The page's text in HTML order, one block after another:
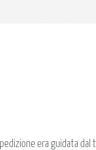
era guidata dal